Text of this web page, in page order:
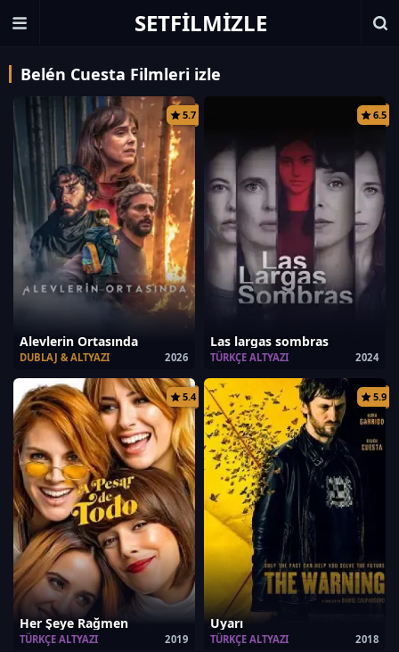
SETFILMIZLE
Belén Cuesta Filmleri izle
5.7
Alevlerin Ortasında
2026
DUBLAJ & ALTYAZI
6.5
Las largas sombras
2024
TÜRKÇE ALTYAZI
5.4
Her Şeye Rağmen
2019
TÜRKÇE ALTYAZI
5.9
Uyarı
2018
TÜRKÇE ALTYAZI